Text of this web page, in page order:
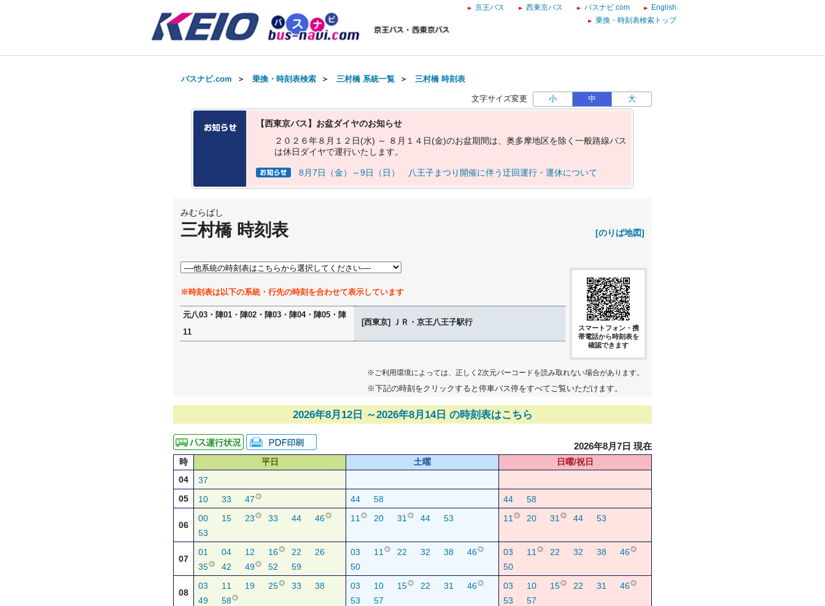
京王バス 西東京バス バスナビ.com
English
乗換・時刻表検索トップ
バスナビ.com ＞ 乗換・時刻表検索 ＞ 三村橋 系統一覧 ＞ 三村橋 時刻表
文字サイズ変更 小 中 大
【西東京バス】お盆ダイヤのお知らせ
２ ０ ２ ６年８ 月 １ ２ 日(水) ～ ８ 月 １ ４ 日(金)のお盆期間は 奥多摩地区を除 く 一般路線バス
は休日 ダイヤで運行いた し ます。
8月7日（金）～9日（日） 八王子まつり開催に伴う迂回運行・運休について
みむらばし
三村橋 時刻表 [のりば地図]
※時刻表は以下の系統・行先の時刻を合わせて表示しています
元八03・陣01・陣02・陣03・陣04・陣05・陣
11
[西東京] ＪＲ・京王八王子駅行
スマートフォン・携
帯電話から時刻表を
確認できます
※ご利用環境によっては、正しく2次元バーコードを読み取れない場合があります。
※下記の時刻をクリックすると停車バス停をすべてご覧いただけます。
2026年8月12日 ～2026年8月14日 の時刻表はこちら
2026年8月7日 現在
時 平日 土曜
日曜/祝日
04
37
05
10 33 47◎ 44 58 44 58
06
00 15 23◎ 33 44 46◎
53
11 ◎ 20 31 ◎ 44 53 11 ◎ 20 31 ◎ 44 53
07
01 04 12 16◎ 22
26
35◎ 42 49◎ 52 59
03 11 ◎ 22 32 38 46◎
50
03 11 ◎ 22 32 38 46◎
50
08
03 11 19 25◎ 33
38
49
58◎
03 10 15◎ 22 31 46◎
53 57
03 10 15◎ 22 31 46◎
53 57